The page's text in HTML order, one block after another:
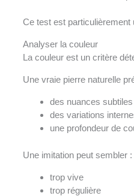
Ce test est
Analyser la couleur
La couleur est un critère
Une vraie pierre naturelle
des nuances subtiles
des variations
une profondeur de
Une imitation peut sembler :
trop vive
trop régulière